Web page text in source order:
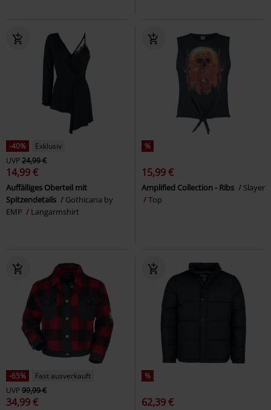
-40%
Exklusiv
UVP24,99 €
14,99 €
Auffälliges Oberteil mit
Spitzendetails
Gothicana by
EMP
Langarmshirt
%
15,99 €
Amplified Collection - Ribs
Slayer
Top
-65%
Fast ausverkauft
UVP99,99 €
34,99 €
%
62,39 €